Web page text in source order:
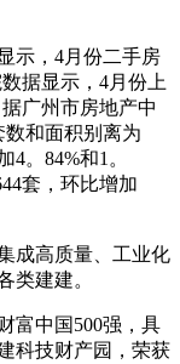
，4月份二手房
据显示，4月份上
广州市房地产中
和面积别离为
4。84%和1。
套，环比增加
成高质量、工业化
类建建。
中国500强，具
科技财产园，荣获